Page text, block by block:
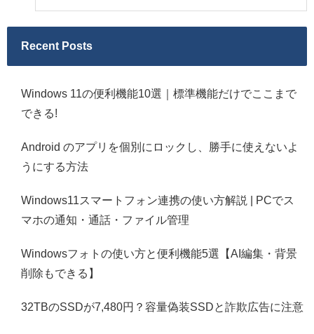
Recent Posts
Windows 11の便利機能10選｜標準機能だけでここまで
できる!
Android のアプリを個別にロックし、勝手に使えないよ
うにする方法
Windows11スマートフォン連携の使い方解説 | PCでス
マホの通知・通話・ファイル管理
Windowsフォトの使い方と便利機能5選【AI編集・背景
削除もできる】
32TBのSSDが7,480円？容量偽装SSDと詐欺広告に注意